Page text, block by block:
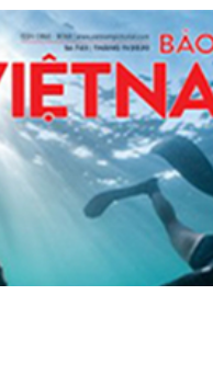
ПЕЧАТНЫЕ ПУБЛИКАЦИИ